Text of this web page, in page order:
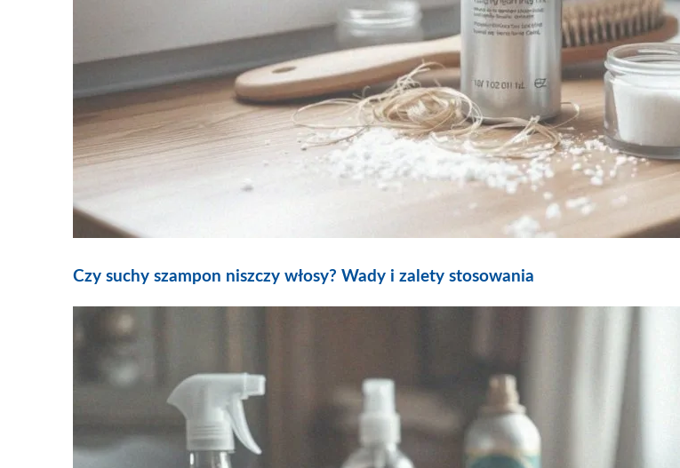
Czy suchy szampon niszczy włosy? Wady i zalety stosowania